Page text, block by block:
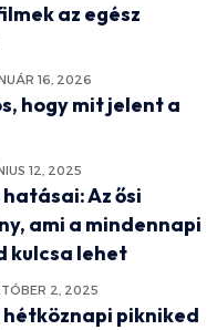
az egész
16, 2026
hogy mit jelent a
12, 2025
Az ősi
ami a mindennapi
kulcsa lehet
2, 2025
hétköznapi pikniked